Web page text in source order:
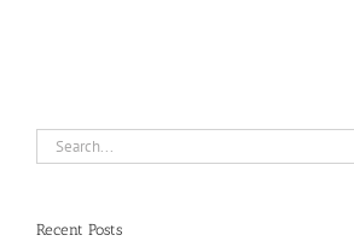
Search
for:
Recent Posts